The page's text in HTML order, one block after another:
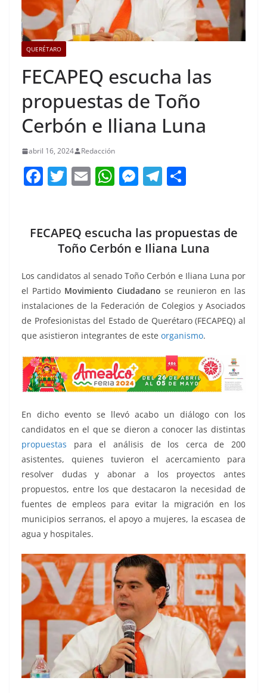
QUERÉTARO
FECAPEQ escucha las
propuestas de Toño
Cerbón e Iliana Luna
abril 16, 2024 Redacción
F
e
o
o
k
T
er
E
l
W
s
A
p
p
M
e
n
g
er
T
gr
a
m
p
ar
tir
FECAPEQ escucha las propuestas de
Toño Cerbón e Iliana Luna
Los candidatos al senado Toño Cerbón e Iliana Luna por
el Partido Movimiento Ciudadano se reunieron en las
instalaciones de la Federación de Colegios y Asociados
de Profesionistas del Estado de Querétaro (FECAPEQ) al
que asistieron integrantes de este organismo.
En dicho evento se llevó acabo un diálogo con los
candidatos en el que se dieron a conocer las distintas
propuestas para el análisis de los cerca de 200
asistentes, quienes tuvieron el acercamiento para
resolver dudas y abonar a los proyectos antes
propuestos, entre los que destacaron la necesidad de
fuentes de empleos para evitar la migración en los
municipios serranos, el apoyo a mujeres, la escasea de
agua y hospitales.